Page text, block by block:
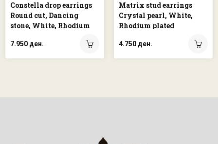
Constella drop earrings
Round cut, Dancing
stone, White, Rhodium
7.950 ден.
Matrix stud earrings
Crystal pearl, White,
Rhodium plated
4.750 ден.